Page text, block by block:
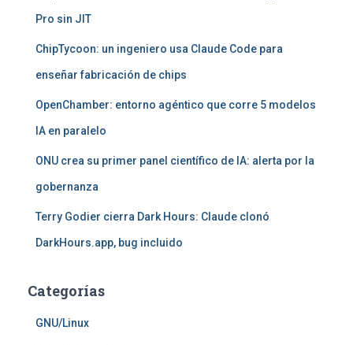
Pro sin JIT
ChipTycoon: un ingeniero usa Claude Code para
enseñar fabricación de chips
OpenChamber: entorno agéntico que corre 5 modelos
IA en paralelo
ONU crea su primer panel científico de IA: alerta por la
gobernanza
Terry Godier cierra Dark Hours: Claude clonó
DarkHours.app, bug incluido
Categorías
GNU/Linux